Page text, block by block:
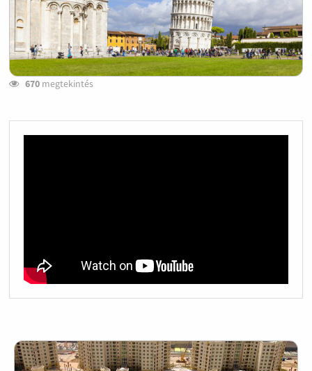
670megtekintés